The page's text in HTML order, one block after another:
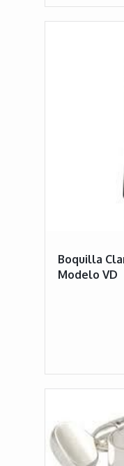
Boquilla
Modelo VD